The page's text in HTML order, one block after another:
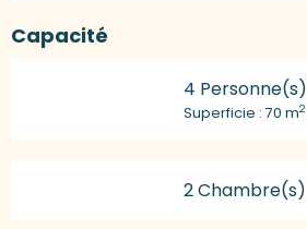
Capacité
4 Personne(s)
Superficie : 70 m2
2 Chambre(s)